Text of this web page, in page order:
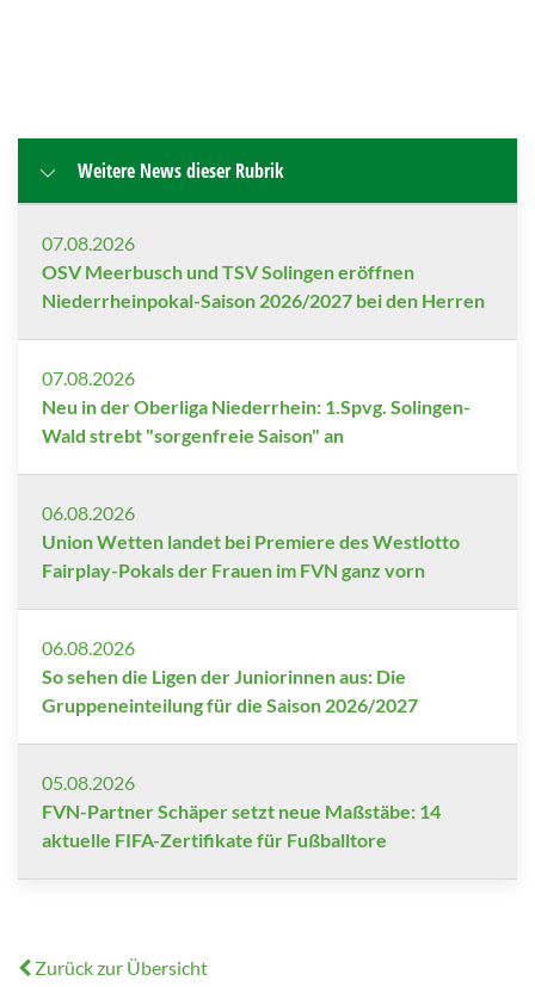
Weitere News dieser Rubrik
07.08.2026
OSV Meerbusch und TSV Solingen eröffnen
Niederrheinpokal-Saison 2026/2027 bei den Herren
07.08.2026
Neu in der Oberliga Niederrhein: 1.Spvg. Solingen-
Wald strebt "sorgenfreie Saison" an
06.08.2026
Union Wetten landet bei Premiere des Westlotto
Fairplay-Pokals der Frauen im FVN ganz vorn
06.08.2026
So sehen die Ligen der Juniorinnen aus: Die
Gruppeneinteilung für die Saison 2026/2027
05.08.2026
FVN-Partner Schäper setzt neue Maßstäbe: 14
aktuelle FIFA-Zertifikate für Fußballtore
Zurück zur Übersicht